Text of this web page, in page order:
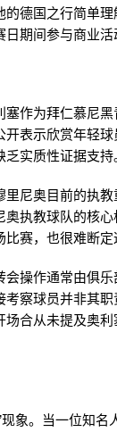
德国之行简单
期间参与商业活
作为拜仁慕尼
表示欣赏年轻
实质性证据支持
尼奥目前的执
执教球队的核
赛，也很难断定
操作通常由俱乐
察球员并非其
合从未提及奥
象。当一位知名